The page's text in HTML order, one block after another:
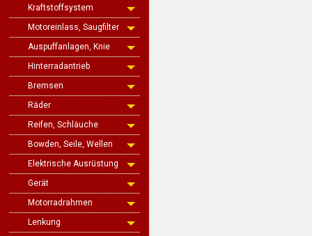
Kraftstoffsystem
Motoreinlass, Saugfilter
Auspuffanlagen, Knie
Hinterradantrieb
Bremsen
Räder
Reifen, Schläuche
Bowden, Seile, Wellen
Elektrische Ausrüstung
Gerät
Motorradrahmen
Lenkung